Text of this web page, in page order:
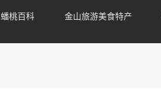
蟠桃百科 金山旅游美食特产